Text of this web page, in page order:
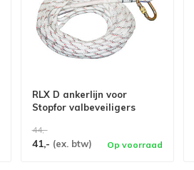
RLX D ankerlijn voor
Stopfor valbeveiligers
44,-
41,- (ex. btw) Op voorraad